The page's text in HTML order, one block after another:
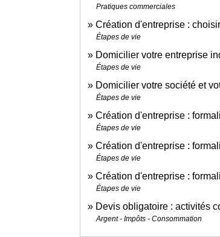
Pratiques commerciales
Création d'entreprise :
Étapes de vie
Domicilier votre entreprise
Étapes de vie
Domicilier votre société et
Étapes de vie
Création d'entreprise :
Étapes de vie
Création d'entreprise :
Étapes de vie
Création d'entreprise :
Étapes de vie
Devis obligatoire : activités
Argent - Impôts - Consommation